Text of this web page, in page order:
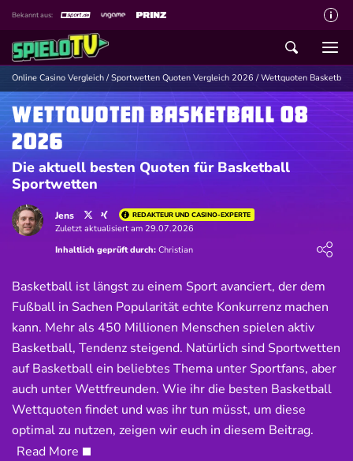
Bekannt aus:
Über spieloTV
Wie wir bewerten
Die SpieloTV Crew
Datenschutzerklärung
Haftungsausschluss für Inhalte
Affiliate Disclaimer
Schreiber gesucht
Kontakt mit spieloTV
Spielsucht Hilfe
Deals News
Online Casino Vergleich /Sportwetten Quoten Vergleich 2026 /Wettquoten
Wettquoten Basketball 08
2026
Die aktuell besten Quoten für Basketball
Sportwetten
Jens REDAKTEUR UND CASINO-EXPERTE
Loading ...
Zuletzt aktualisiert am 29.07.2026
Inhaltlich geprüft durch: Christian
Basketball ist längst zu einem Sport avanciert, der dem
Fußball in Sachen Popularität echte Konkurrenz machen
kann. Mehr als 450 Millionen Menschen spielen aktiv
Basketball, Tendenz steigend. Natürlich sind Sportwetten
auf Basketball ein beliebtes Thema unter Sportfans, aber
auch unter Wettfreunden. Wie ihr die besten Basketball
Wettquoten findet und was ihr tun müsst, um diese
optimal zu nutzen, zeigen wir euch in diesem Beitrag.
Read More